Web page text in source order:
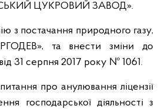
ЦУКРОВИЙ ЗАВОД».
з постачання природного газу,
та внести зміни до
31 серпня 2017 року № 1061.
про анулювання ліцензії
господарської діяльності з